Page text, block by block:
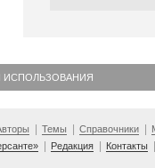
ИСПОЛЬЗОВАНИЯ
Темы Справочники
Редакция Контакты